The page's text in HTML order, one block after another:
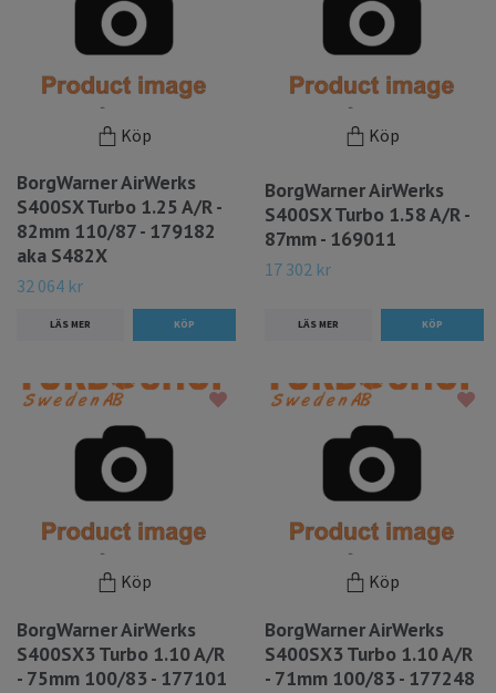
Köp
BorgWarner AirWerks
S400SX Turbo 1.25 A/R -
82mm 110/87 - 179182
aka S482X
32 064 kr
LÄS MER
Köp
BorgWarner AirWerks
S400SX Turbo 1.58 A/R -
87mm - 169011
17 302 kr
LÄS MER
Köp
BorgWarner AirWerks
S400SX3 Turbo 1.10 A/R
- 75mm 100/83 - 177101
Köp
BorgWarner AirWerks
S400SX3 Turbo 1.10 A/R
- 71mm 100/83 - 177248